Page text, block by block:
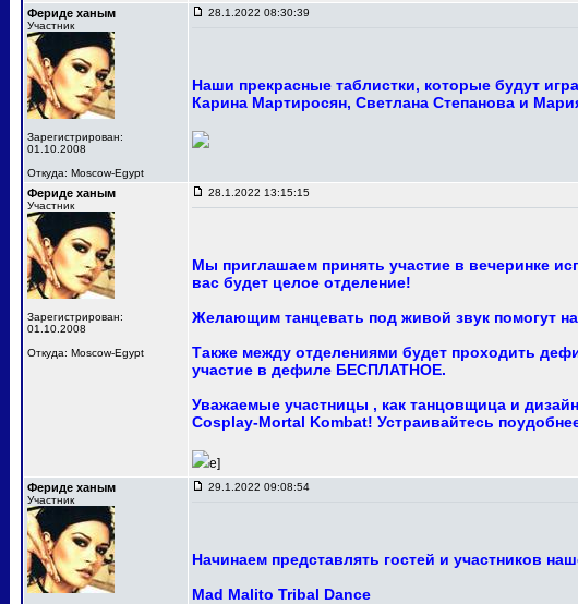
Фериде ханым
Участник
Зарегистрирован:
01.10.2008
Откуда: Moscow-Egypt
28.1.2022 08:30:39
Наши прекрасные таблистки, которые будут
Карина Мартиросян, Светлана Степанова и
Фериде ханым
Участник
Зарегистрирован:
01.10.2008
Откуда: Moscow-Egypt
28.1.2022 13:15:15
Мы приглашаем принять участие в вечеринке
вас будет целое отделение!
Желающим танцевать под живой звук помогут
Также между отделениями будет проходить
участие в дефиле БЕСПЛАТНОЕ.
Уважаемые участницы , как танцовщица и
Cosplay-Mortal Kombat! Устраивайтесь
e]
Фериде ханым
Участник
29.1.2022 09:08:54
Начинаем представлять гостей и участников
Mad Malito Tribal Dance